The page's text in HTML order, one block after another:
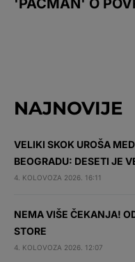
'PACMAN' O
NAJNOVIJE
VELIKI SKOK UROŠA
BEOGRADU: DESETI JE
4. KOLOVOZA 2026. 16:11
NEMA VIŠE ČEKANJA!
STORE
4. KOLOVOZA 2026. 12:07